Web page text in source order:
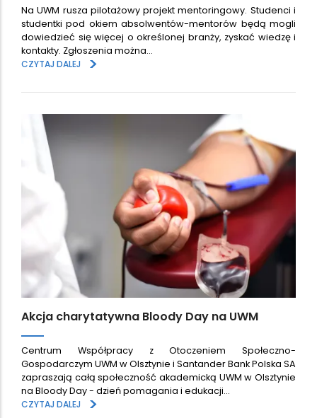
Na UWM rusza pilotażowy projekt mentoringowy. Studenci i
studentki pod okiem absolwentów-mentorów będą mogli
dowiedzieć się więcej o określonej branży, zyskać wiedzę i
kontakty. Zgłoszenia można…
CZYTAJ DALEJ
>
Akcja charytatywna Bloody Day na UWM
Centrum Współpracy z Otoczeniem Społeczno-
Gospodarczym UWM w Olsztynie i Santander Bank Polska SA
zapraszają całą społeczność akademicką UWM w Olsztynie
na Bloody Day - dzień pomagania i edukacji…
CZYTAJ DALEJ
>